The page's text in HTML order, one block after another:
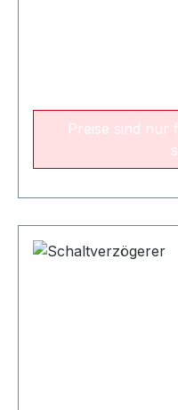
Preise sind nur